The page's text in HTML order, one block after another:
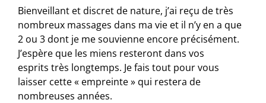
Bienveillant et discret de nature, j’ai reçu de très
nombreux massages dans ma vie et il n’y en a que
2 ou 3 dont je me souvienne encore précisément.
J’espère que les miens resteront dans vos
esprits très longtemps. Je fais tout pour vous
laisser cette « empreinte » qui restera de
nombreuses années.